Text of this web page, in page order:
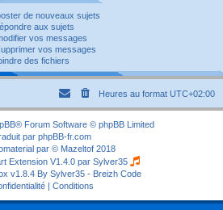
de nouveaux sujets
aux sujets
vos messages
vos messages
des fichiers
Heures au format UTC+02:00
® Forum Software © phpBB Limited
par phpBB-fr.com
par © Mazeltof 2018
Extension V1.4.0 par Sylver35
v1.8.4 By Sylver35 - Breizh Code
| Conditions